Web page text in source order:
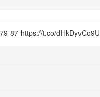
87 https://t.co/dHkDyvCo9U